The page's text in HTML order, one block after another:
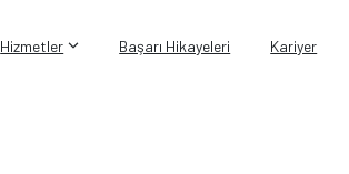
Hizmetler Başarı Hikayeleri Kariyer